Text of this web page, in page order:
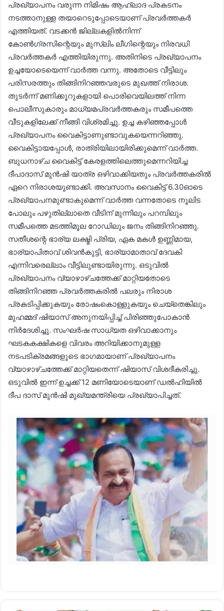
പ്രഖ്യാപനം വരുന്ന നിമിഷം ആഹ്ലാദ പ്രകടനം
നടത്താനുള്ള തയാറെടുപ്പോടെയാണ് പ്രവർത്തകർ
എത്തിയത്. വടക്കൻ ജില്ലകളിൽനിന്ന്
കോൺഗ്രസിന്റെയും മുസ്‍ലിം ലീഗിന്റെയും നിരവധി
പ്രവർത്തകർ എത്തിയിരുന്നു. അതിനിടെ പ്രഖ്യാപനം
ഉച്ചയോടെയെന്ന് വാർത്ത വന്നു. അതോടെ വീട്ടിലും
പരിസരത്തും തിങ്ങിനിറഞ്ഞവരുടെ മുഖത്ത് നിരാശ.
തുടർന്ന് മണിക്കൂറുകളായി പൊരിവെയിലത്ത് നിന്ന
പൊലീസുകാരും മാധ്യമപ്രവർത്തകരും സമീപത്തെ
വീടുകളിലേക്ക് നീങ്ങി വിശ്രമിച്ചു. ഉച്ച കഴിഞ്ഞപ്പോൾ
പ്രഖ്യാപനം വൈകിട്ടാണുണ്ടാവുകയെന്നറിഞ്ഞു.
വൈകിട്ടായപ്പോൾ, രാത്രിയിലായിരിക്കുമെന്ന് വാർത്ത.
ബുധനാഴ്ച വൈകിട്ട് കേരളത്തിലെത്തുമെന്നറിയിച്ച
ദീപാദാസ് മുൻഷി യാത്ര ഒഴിവാക്കിയതും പ്രവർത്തകരിൽ
ഏറെ നിരാശയുണ്ടാക്കി. അവസാനം വൈകിട്ട് 6.30ഓടെ
പ്രഖ്യാപനമുണ്ടാകുമെന്ന് വാർത്ത വന്നതോടെ നൂലിട
പോലും പഴുതില്ലാതെ വീടിന് മുന്നിലും പറമ്പിലും
സമീപത്തെ മടത്തിമൂല റോഡിലും ജനം തിങ്ങിനിറഞ്ഞു.
സതീശന്റെ ഭാര്യ ലക്ഷ്മി പ്രിയ, ഏക മകൾ ഉണ്ണിമായ,
ഭാര്യാപിതാവ് ശിവൻകുട്ടി, ഭാര്യാമാതാവ് ദേവകി
എന്നിവരെല്ലാം വീട്ടിലുണ്ടായിരുന്നു. ഒടുവിൽ
പ്രഖ്യാപനം വ്യാഴാഴ്ചത്തേക്ക് മാറ്റിയതോടെ
തിങ്ങിനിറഞ്ഞ പ്രവർത്തകരിൽ പലരും നിരാശ
പ്രകടിപ്പിക്കുകയും രോഷംകൊള്ളുകയും ചെയ്തെങ്കിലും
മുഹമ്മദ് ഷിയാസ് അനുനയിപ്പിച്ച് പിരിഞ്ഞുപോകാൻ
നിർദേശിച്ചു. സംഘർഷ സാധ്യത ഒഴിവാക്കാനും
ഘടകകക്ഷികളെ വിവരം അറിയിക്കാനുമുള്ള
നടപടിക്രമങ്ങളുടെ ഭാഗമായാണ് പ്രഖ്യാപനം
വ്യാഴാഴ്ചത്തേക്ക് മാറ്റിയതെന്ന് ഷിയാസ് വിശദീകരിച്ചു.
ഒടുവിൽ ഇന്ന് ഉച്ചക്ക് 12 മണിയോടെയാണ് ഡൽഹിയിൽ
ദീപ ദാസ് മുൻഷി മുഖ്യമന്ത്രിയെ പ്രഖ്യാപിച്ചത്.